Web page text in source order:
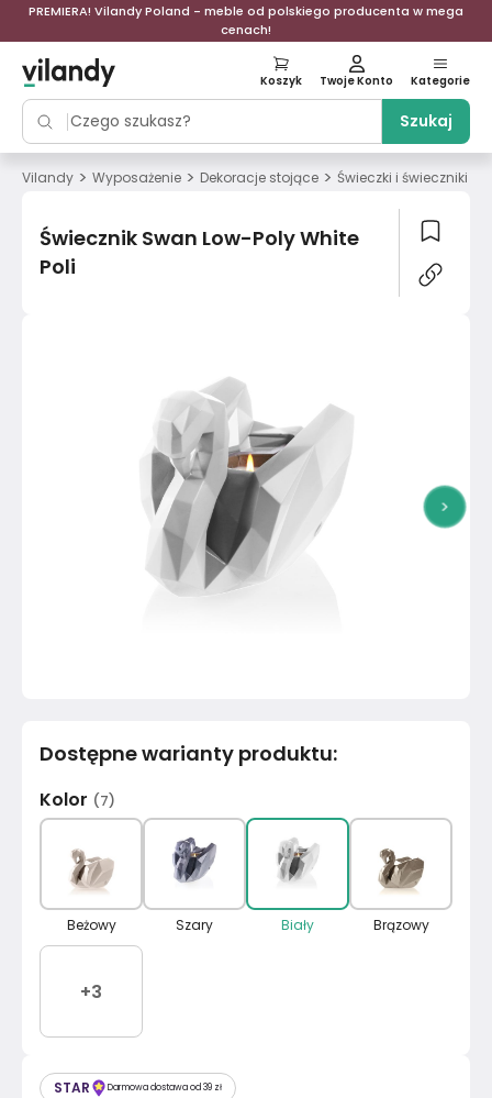
PREMIERA! Vilandy Poland - meble od polskiego producenta w mega
cenach!
Szukaj
Koszyk Twoje Konto Kategorie
Vilandy > Wyposażenie > Dekoracje stojące > Świeczki i świeczniki
Świecznik Swan Low-Poly White
Poli
>
STAR Darmowa dostawa od 39 zł
Dostępne warianty produktu:
Kolor (7)
Beżowy Szary Biały Brązowy
+3